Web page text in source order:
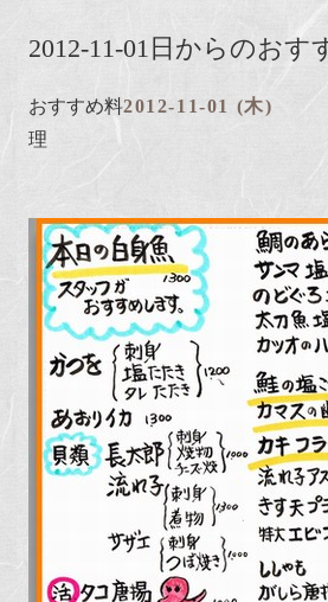
2012-11-01日からのおす
おすすめ料
理
2012-11-01 (木)